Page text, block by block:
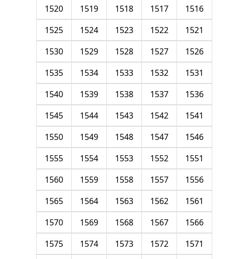
1516
1517
1518
1519
1520
1521
1522
1523
1524
1525
1526
1527
1528
1529
1530
1531
1532
1533
1534
1535
1536
1537
1538
1539
1540
1541
1542
1543
1544
1545
1546
1547
1548
1549
1550
1551
1552
1553
1554
1555
1556
1557
1558
1559
1560
1561
1562
1563
1564
1565
1566
1567
1568
1569
1570
1571
1572
1573
1574
1575